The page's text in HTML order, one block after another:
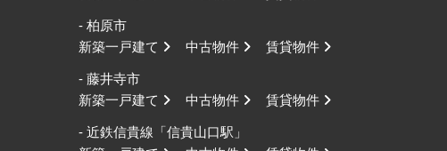
- 柏原市
新築一戸建て
中古物件 賃貸物件
- 藤井寺市
新築一戸建て
中古物件 賃貸物件
- 近鉄信貴線「信貴山口駅」